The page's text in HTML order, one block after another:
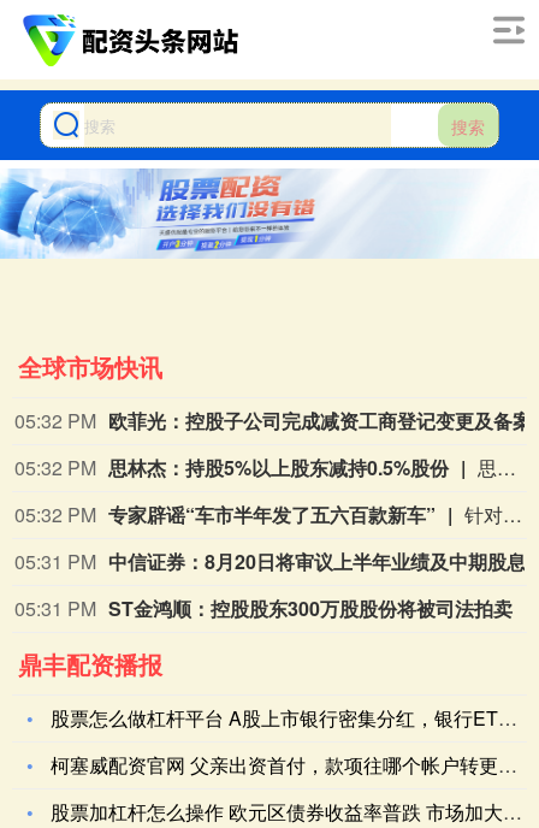
搜索
全球市场快讯
05:32 PM
05:32 PM 思林杰：持股5%以上股东减持0.5%股份
思林杰公告称，8月6日，持股5%以上股东深圳市鸿盛泰壹号创业投资合伙企业（有限合伙）通过大宗交易方式，减持公司无限售流通股466,700股，占公司总股本的0.50%。其持有公司股份比例由6.23%降至5.73%，本次权益变动触及1%刻度。此次减持为履行此前披露的减持计划，尚未实施完毕，不会导致控股股东及实控人变化，对公司无重大影响。
05:32 PM 专家辟谣“车市半年发了五六百款新车”
针对上半年上市新车超500款的行业热议数据，中国汽车流通协会专家李颜伟今日在社交平台上表示，2026年1-6月国内全新车型仅约165款，市面流传500至600款的说法并不严谨。李颜伟解释，500多款是车型+各类配置、衍生款的合并统计。“比如新上市一款车型，有三个配置，这可以算作是1款车型，3个款型；如果上半年这165款车型，加上不同配置，或许能有500~600个款型；但是说成500-600款车型就不严谨了。”此前多家媒体采用宽口径统计，称1-5月新车550款、上半年超600款，引发行业内卷讨论。比亚迪执行副总裁何志奇也曾公开发声感慨行业现状：“彻底疯了，这可是汽车，一款新车动辄10亿以上的投资，两年以上的开发周期，居然热度维持不了三个月，还没捂热就冷了。”（第一财经）
05:31 PM
05:31 PM ST金鸿顺：控股股东300万股股份将被司法拍卖
鼎丰配资播报
股票怎么做杠杆平台 A股上市银行密集分红，银行ETF指数(5
柯塞威配资官网 父亲出资首付，款项往哪个帐户转更安全？
股票加杠杆怎么操作 欧元区债券收益率普跌 市场加大押注欧洲央